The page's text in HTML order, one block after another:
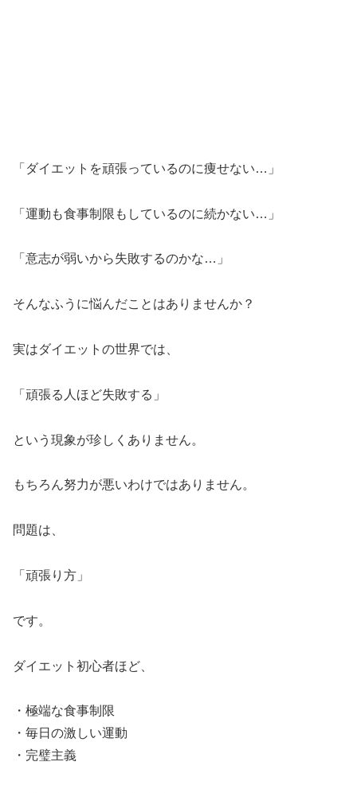
「ダイエットを頑張っているのに痩せない…」
「運動も食事制限もしているのに続かない…」
「意志が弱いから失敗するのかな…」
そんなふうに悩んだことはありませんか？
実はダイエットの世界では、
「頑張る人ほど失敗する」
という現象が珍しくありません。
もちろん努力が悪いわけではありません。
問題は、
「頑張り方」
です。
ダイエット初心者ほど、
・極端な食事制限
・毎日の激しい運動
・完璧主義